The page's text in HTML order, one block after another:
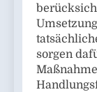
sorgen